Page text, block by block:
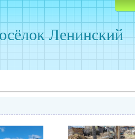
Ленинский